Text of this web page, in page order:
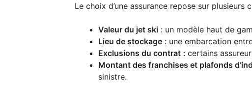
Le choix d’une assurance repose sur plusieurs
Valeur du jet ski : un modèle haut de
Lieu de stockage : une embarcation
Exclusions du contrat : certains
Montant des franchises et plafonds
sinistre.